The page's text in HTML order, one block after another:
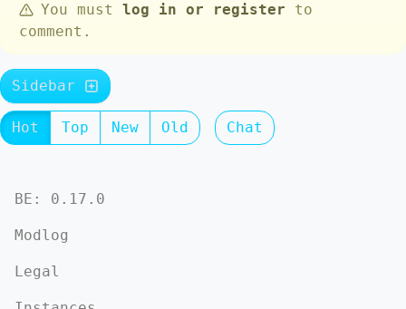
You must log in or register to
comment.
Sidebar
Hot Top New Old Chat
BE: 0.17.0
Modlog
Legal